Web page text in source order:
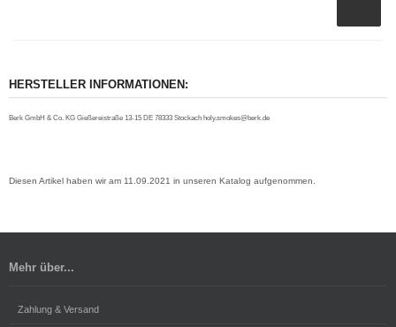
HERSTELLER INFORMATIONEN:
Berk GmbH & Co. KG Gießereistraße 13-15 DE 78333 Stockach holy.smokes@berk.de
Diesen Artikel haben wir am 11.09.2021 in unseren Katalog aufgenommen.
Mehr über...
Zahlung & Versand